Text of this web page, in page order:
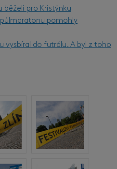
běželi pro Kristýnku
pomohly
vysbíral do futrálu. A byl z toho